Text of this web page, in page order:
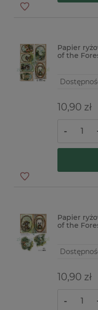
Papier
of the
10,90 zł
-
Papier
of the
10,90 zł
-